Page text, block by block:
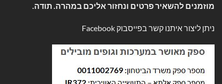
מוזמנים להשאיר פרטים ונחזור אליכם במהרה. תודה.
ניתן ליצור איתנו קשר בפייסבוק Facebook